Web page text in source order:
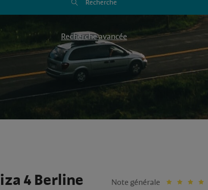
Recherche
Recherche avancée
4 Berline
Note générale